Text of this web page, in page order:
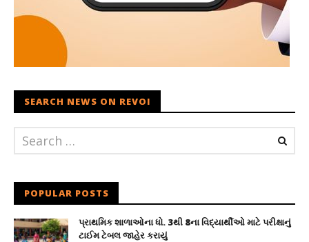
SEARCH NEWS ON REVOI
POPULAR POSTS
પ્રાથમિક શાળાઓના ધો. 3થી 8ના વિદ્યાર્થીઓ માટે પરીક્ષાનું
ટાઈમ ટેબલ જાહેર કરાયું